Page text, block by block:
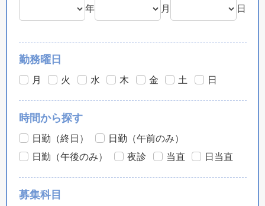
年 月 日
勤務曜日
月 火 水 木 金 土 日
時間から探す
日勤（終日）
日勤（午前のみ）
日勤（午後のみ）
夜診 当直 日当直
募集科目